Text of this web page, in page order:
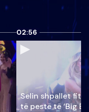
02:56
Selin shpallet
të pestë të ‘Big